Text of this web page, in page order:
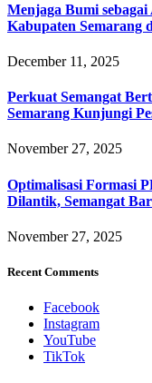
Menjaga Bumi
Kabupaten Semarang
December 11, 2025
Perkuat Semangat
Semarang Kunjungi
November 27, 2025
Optimalisasi Formasi
Dilantik, Semangat
November 27, 2025
Recent Comments
Facebook
Instagram
YouTube
TikTok